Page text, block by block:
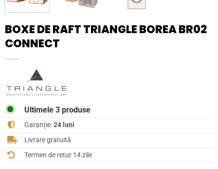
BOXE DE RAFT TRIANGLE BOREA BR02
CONNECT
Ultimele 3 produse
Garanție:24 luni
Livrare gratuită
Termen de retur 14 zile